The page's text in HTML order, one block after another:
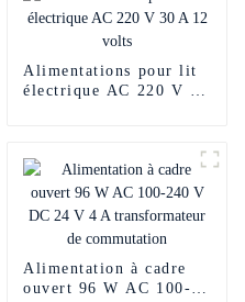
Alimentations pour lit
électrique AC 220 V 30
Alimentation à cadre
ouvert 96 W AC 100-